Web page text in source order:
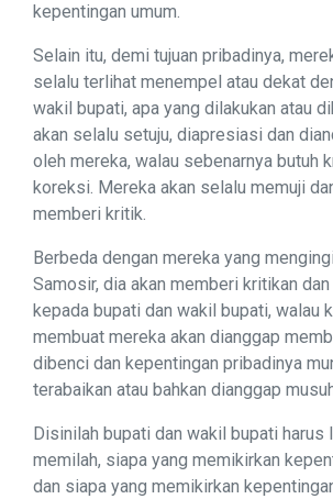
kepentingan umum.
Selain itu, demi tujuan pribadinya,
selalu terlihat menempel atau dekat
wakil bupati, apa yang dilakukan atau
akan selalu setuju, diapresiasi dan
oleh mereka, walau sebenarnya butuh
koreksi. Mereka akan selalu memuji
memberi kritik.
Berbeda dengan mereka yang
Samosir, dia akan memberi kritikan
kepada bupati dan wakil bupati, walau
membuat mereka akan dianggap
dibenci dan kepentingan pribadinya
terabaikan atau bahkan dianggap
Disinilah bupati dan wakil bupati harus
memilah, siapa yang memikirkan
dan siapa yang memikirkan